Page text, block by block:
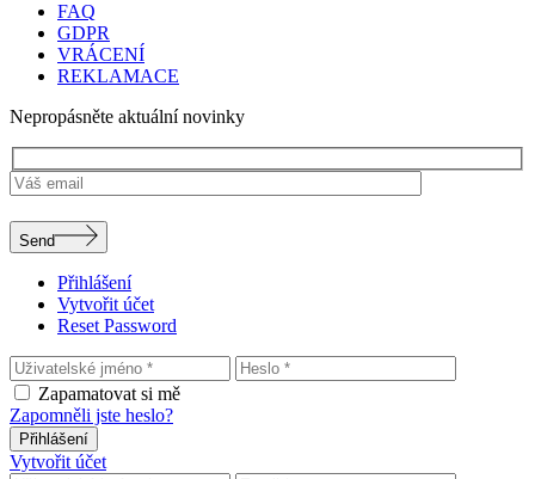
FAQ
GDPR
VRÁCENÍ
REKLAMACE
Nepropásněte aktuální novinky
Send
Přihlášení
Vytvořit účet
Reset Password
Zapamatovat si mě
Zapomněli jste heslo?
Přihlášení
Vytvořit účet